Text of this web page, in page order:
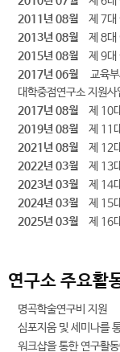
2011년 08월
제 7대
2013년 08월
제 8대
2015년 08월
제 9대
2017년 06월 교육부
대학중점연구소 지원사
2017년 08월
제 10
2019년 08월
제 11
2021년 08월
제 12
2022년 03월
제 13
2023년 03월
제 14
2024년 03월
제 15
2025년 03월
제 16
연구소 주요활
명곡학술연구비 지원
심포지움 및 세미나를
워크샵을 통한 연구활